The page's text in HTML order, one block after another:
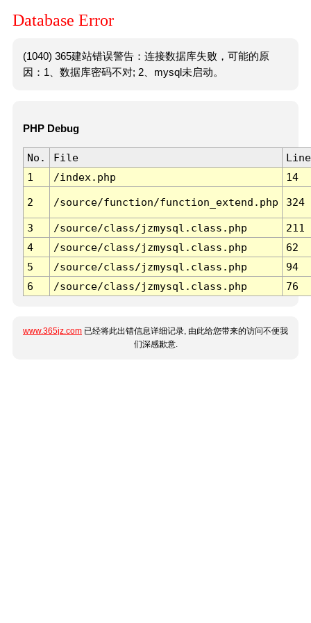
Database Error
(1040) 365建站错误警告：连接数据库失败，可能的原
因：1、数据库密码不对; 2、mysql未启动。
PHP Debug
No. File
Line
1
/index.php 14
2 /source/function/function_extend.php 324
3 /source/class/jzmysql.class.php
211
4
/source/class/jzmysql.class.php
62
5
/source/class/jzmysql.class.php
94
6
/source/class/jzmysql.class.php 76
www.365jz.com 已经将此出错信息详细记录, 由此给您带来的访问不便我
们深感歉意.